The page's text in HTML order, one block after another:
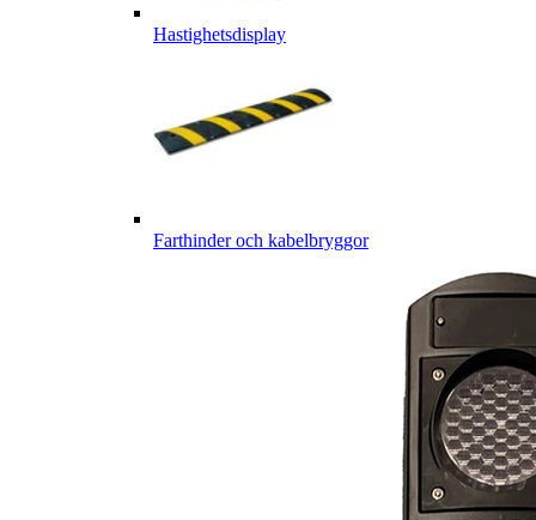
Hastighetsdisplay
Farthinder och kabelbryggor